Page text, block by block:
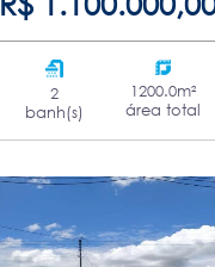
2
banh(s)
1200.0m²
área total